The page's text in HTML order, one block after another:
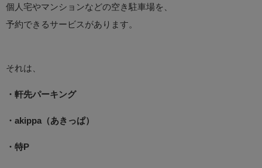
個人宅やマンションなどの空き駐車場を、
予約できるサービスがあります。
それは、
・軒先パーキング
・akippa（あきっぱ）
・特P